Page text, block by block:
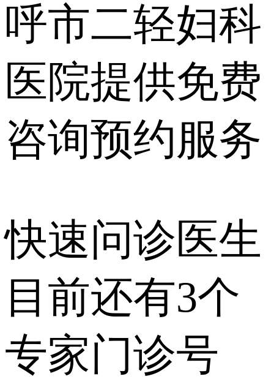
呼市二轻妇科
医院提供免费
咨询预约服务
快速问诊医生
目前还有3个
专家门诊号